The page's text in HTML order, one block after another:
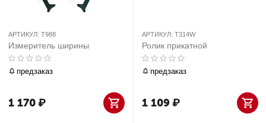
АРТИКУЛ: T988
Измеритель ширины
предзаказ
1 170₽
АРТИКУЛ: T314W
Ролик прикатной
предзаказ
1 109₽